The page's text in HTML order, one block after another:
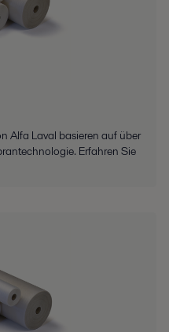
Alfa Laval basieren auf über
Erfahren Sie